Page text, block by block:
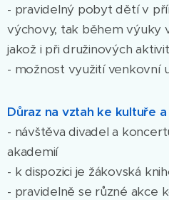
- pravidelný pobyt dětí v
výchovy, tak během výuky
jakož i při družinových
- možnost využití venkovní
Důraz na vztah ke kultuře
- návštěva divadel a
akademií
- k dispozici je žákovská
- pravidelně se různé akce